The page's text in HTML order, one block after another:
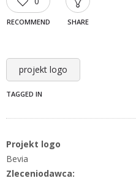
RECOMMEND SHARE
projekt logo
TAGGED IN
Projekt logo
Bevia
Zleceniodawca: